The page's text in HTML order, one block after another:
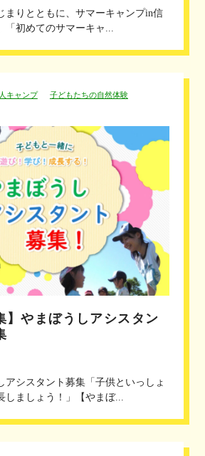
まりとともに、サマーキャンプin信
初めてのサマーキャ...
キャンプ
子どもたちの自然体験
】やまぼうしアシスタン
アシスタント募集「子供といっしょ
しましょう！」【やまぼ...